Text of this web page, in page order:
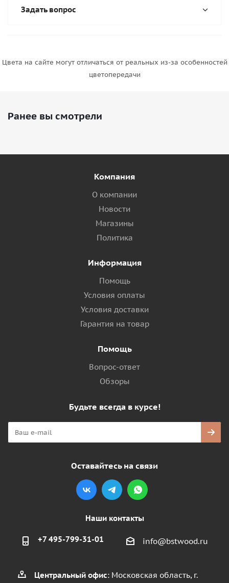
Задать вопрос
Цвета на сайте могут отличаться от реальных из-за особенностей
цветопередачи
Ранее вы смотрели
Компания
О компании
Новости
Магазины
Политика
Информация
Помощь
Условия оплаты
Условия доставки
Гарантия на товар
Помощь
Вопрос-ответ
Обзоры
Будьте всегда в курсе!
Оставайтесь на связи
Наши контакты
+7 495-799-31-01 info@bstwood.ru
Центральный офис: Московская область, г.